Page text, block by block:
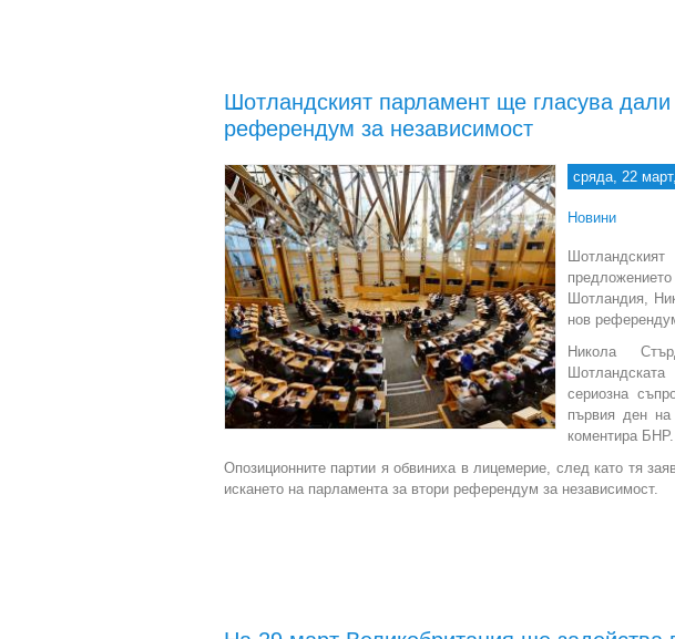
Шотландският парламент ще гласува
референдум за независимост
сряда, 22
Новини
Шотландия,
нов
Никола
сериозна
първия ден на
коментира БНР.
Опозиционните партии я обвиниха в лицемерие, след като тя
искането на парламента за втори референдум за независимост.